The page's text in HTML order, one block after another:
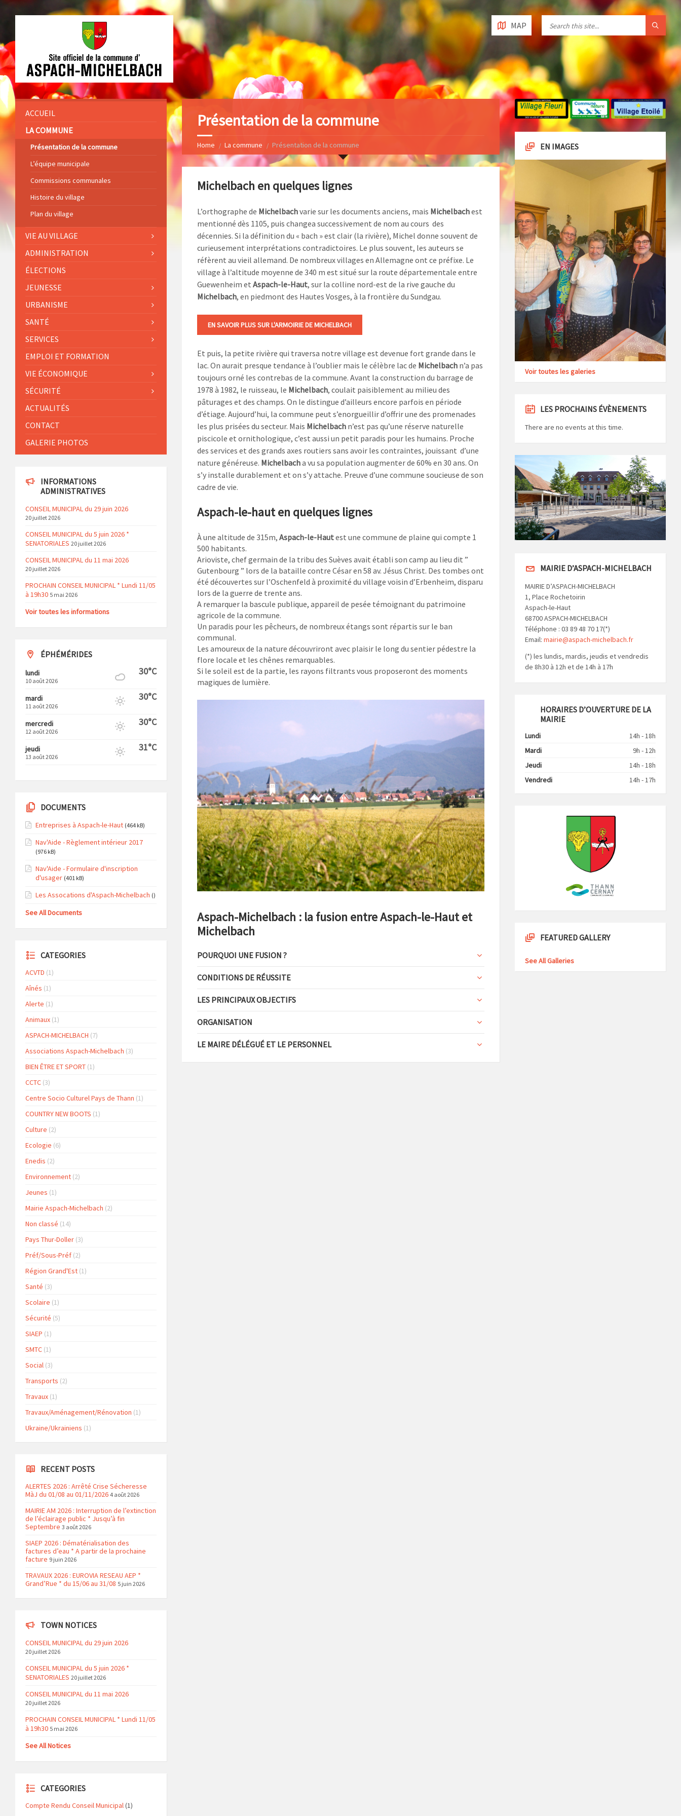
MAP
Présentation de la commune
Home La commune Présentation de la commune
Michelbach en quelques lignes
L’orthographe de Michelbachvarie sur les documents anciens, mais Michelbachest
mentionné dès 1105, puis changea successivement de nom au cours des
décennies. Si la définition du « bach » est clair (la rivière), Michel donne souvent de
curieusement interprétations contradictoires. Le plus souvent, les auteurs se
réfèrent au vieil allemand. De nombreux villages en Allemagne ont ce préfixe. Le
village à l’altitude moyenne de 340 m est situé sur la route départementale entre
Guewenheim et Aspach-le-Haut, sur la colline nord-est de la rive gauche du
Michelbach, en piedmont des Hautes Vosges, à la frontière du Sundgau.
EN SAVOIR PLUS SUR L'ARMOIRIE DE MICHELBACH
Et puis, la petite rivière qui traversa notre village est devenue fort grande dans le
lac. On aurait presque tendance à l’oublier mais le célèbre lac de Michelbachn’a pas
toujours orné les contrebas de la commune. Avant la construction du barrage de
1978 à 1982, le ruisseau, le Michelbach, coulait paisiblement au milieu des
pâturages et des champs. On le distingue d’ailleurs encore parfois en période
d’étiage. Aujourd’hui, la commune peut s’enorgueillir d’offrir une des promenades
les plus prisées du secteur. Mais Michelbachn’est pas qu’une réserve naturelle
piscicole et ornithologique, c’est aussi un petit paradis pour les humains. Proche
des services et des grands axes routiers sans avoir les contraintes, jouissant d’une
nature généreuse. Michelbacha vu sa population augmenter de 60% en 30 ans. On
s’y installe durablement et on s’y attache. Preuve d’une commune soucieuse de son
cadre de vie.
Aspach-le-haut en quelques lignes
À une altitude de 315m, Aspach-le-Hautest une commune de plaine qui compte 1
500 habitants.
Arioviste, chef germain de la tribu des Suèves avait établi son camp au lieu dit ”
Gutenbourg ” lors de la bataille contre César en 58 av. Jésus Christ. Des tombes ont
été découvertes sur l’Oschenfeld à proximité du village voisin d’Erbenheim, disparu
lors de la guerre de trente ans.
A remarquer la bascule publique, appareil de pesée témoignant du patrimoine
agricole de la commune.
Un paradis pour les pêcheurs, de nombreux étangs sont répartis sur le ban
communal.
Les amoureux de la nature découvriront avec plaisir le long du sentier pédestre la
flore locale et les chênes remarquables.
Si le soleil est de la partie, les rayons filtrants vous proposeront des moments
magiques de lumière.
Aspach-Michelbach : la fusion entre Aspach-le-Haut et
Michelbach
POURQUOI UNE FUSION ?
CONDITIONS DE RÉUSSITE
LES PRINCIPAUX OBJECTIFS
ORGANISATION
LE MAIRE DÉLÉGUÉ ET LE PERSONNEL
ACCUEIL
LA COMMUNE
Présentation de la commune
L’équipe municipale
Commissions communales
Histoire du village
Plan du village
VIE AU VILLAGE
ADMINISTRATION
ÉLECTIONS
JEUNESSE
URBANISME
SANTÉ
SERVICES
EMPLOI ET FORMATION
VIE ÉCONOMIQUE
SÉCURITÉ
ACTUALITÉS
CONTACT
GALERIE PHOTOS
INFORMATIONS
ADMINISTRATIVES
CONSEIL MUNICIPAL du 29 juin 2026
20 juillet 2026
CONSEIL MUNICIPAL du 5 juin 2026 *
SENATORIALES 20 juillet 2026
CONSEIL MUNICIPAL du 11 mai 2026
20 juillet 2026
PROCHAIN CONSEIL MUNICIPAL * Lundi 11/05
à 19h30 5 mai 2026
Voir toutes les informations
ÉPHÉMÉRIDES
lundi
10 août 2026
30°C
mardi
11 août 2026
30°C
mercredi
12 août 2026
30°C
jeudi
13 août 2026
31°C
DOCUMENTS
Entreprises à Aspach-le-Haut (464 kB)
Nav'Aide - Règlement intérieur 2017
(976 kB)
Nav'Aide - Formulaire d'inscription
d'usager (401 kB)
Les Assocations d'Aspach-Michelbach ()
See All Documents
CATEGORIES
ACVTD (1)
Aînés (1)
Alerte (1)
Animaux (1)
ASPACH-MICHELBACH (7)
Associations Aspach-Michelbach (3)
BIEN ÊTRE ET SPORT (1)
CCTC (3)
Centre Socio Culturel Pays de Thann (1)
COUNTRY NEW BOOTS (1)
Culture (2)
Ecologie (6)
Enedis (2)
Environnement (2)
Jeunes (1)
Mairie Aspach-Michelbach (2)
Non classé (14)
Pays Thur-Doller (3)
Préf/Sous-Préf (2)
Région Grand'Est (1)
Santé (3)
Scolaire (1)
Sécurité (5)
SIAEP (1)
SMTC (1)
Social (3)
Transports (2)
Travaux (1)
Travaux/Aménagement/Rénovation (1)
Ukraine/Ukrainiens (1)
RECENT POSTS
ALERTES 2026 : Arrêté Crise Sécheresse
MàJ du 01/08 au 01/11/2026 4 août 2026
MAIRIE AM 2026 : Interruption de l’extinction
de l’éclairage public * Jusqu’à fin
Septembre 3 août 2026
SIAEP 2026 : Dématérialisation des
factures d’eau * A partir de la prochaine
facture 9 juin 2026
TRAVAUX 2026 : EUROVIA RESEAU AEP *
Grand’Rue * du 15/06 au 31/08 5 juin 2026
TOWN NOTICES
CONSEIL MUNICIPAL du 29 juin 2026
20 juillet 2026
CONSEIL MUNICIPAL du 5 juin 2026 *
SENATORIALES 20 juillet 2026
CONSEIL MUNICIPAL du 11 mai 2026
20 juillet 2026
PROCHAIN CONSEIL MUNICIPAL * Lundi 11/05
à 19h30 5 mai 2026
See All Notices
CATEGORIES
Compte Rendu Conseil Municipal(1)
EN IMAGES
Voir toutes les galeries
LES PROCHAINS ÉVÈNEMENTS
There are no events at this time.
MAIRIE D’ASPACH-MICHELBACH
MAIRIE D’ASPACH-MICHELBACH
1, Place Rochetoirin
Aspach-le-Haut
68700 ASPACH-MICHELBACH
Téléphone : 03 89 48 70 17(*)
Email: mairie@aspach-michelbach.fr
(*) les lundis, mardis, jeudis et vendredis
de 8h30 à 12h et de 14h à 17h
HORAIRES D’OUVERTURE DE LA
MAIRIE
Lundi
14h - 18h
Mardi
9h - 12h
Jeudi
14h - 18h
Vendredi
14h - 17h
FEATURED GALLERY
See All Galleries